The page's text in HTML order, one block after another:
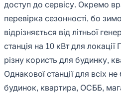
доступ до сервісу. Окремо
перевірка сезонності, бо
відрізняється від літньої
станція на 10 кВт для
різну користь для будинку,
Однакової станції для всіх
будинок, квартира, ОСББ,